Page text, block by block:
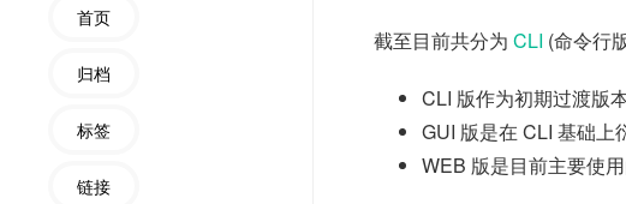
首页
归档
标签
链接
截至目前共分为 CLI (命令行
CLI 版作为初期过渡版
GUI 版是在 CLI 基础上
WEB 版是目前主要使